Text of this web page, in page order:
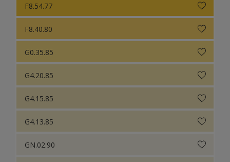
F8.54.77
F8.40.80
G0.35.85
G4.20.85
G4.15.85
G4.13.85
GN.02.90